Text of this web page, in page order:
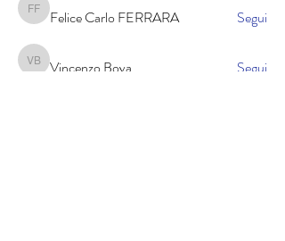
Felice Carlo FERRARA
Felice Carlo FERRARA Segui
Vincenzo Bova
Vincenzo Bova
Segui